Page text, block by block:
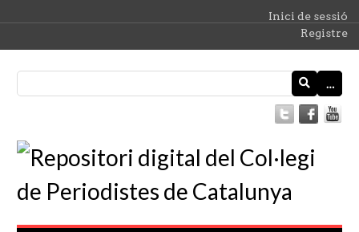
Inici de sessió
Registre
…